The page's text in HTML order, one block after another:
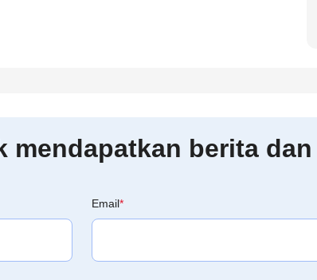
mendapatkan berita
Email*